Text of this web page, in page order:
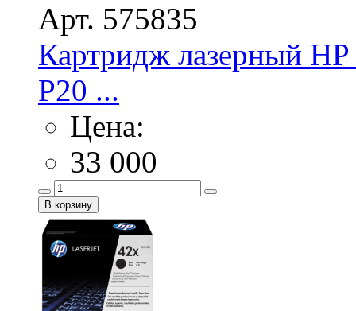
Арт. 575835
Картридж лазерный
Р20 ...
Цена:
33 000